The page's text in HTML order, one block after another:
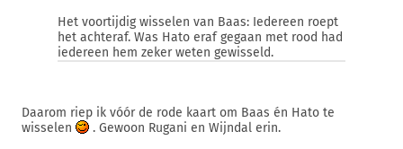
Het voortijdig wisselen van Baas: Iedereen roept
het achteraf. Was Hato eraf gegaan met rood had
iedereen hem zeker weten gewisseld.
Daarom riep ik vóór de rode kaart om Baas én Hato te
wisselen
. Gewoon Rugani en Wijndal erin.